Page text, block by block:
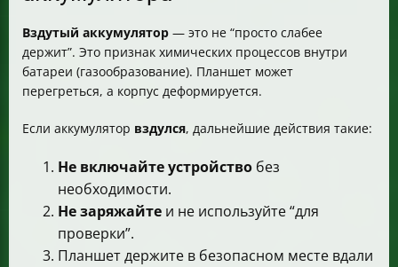
Вздутый аккумулятор — это не “просто слабее
держит”. Это признак химических процессов внутри
батареи (газообразование). Планшет может
перегреться, а корпус деформируется.
Если аккумулятор вздулся, дальнейшие действия такие:
Не включайте устройство без
необходимости.
Не заряжайте и не используйте “для
проверки”.
Планшет держите в безопасном месте вдали